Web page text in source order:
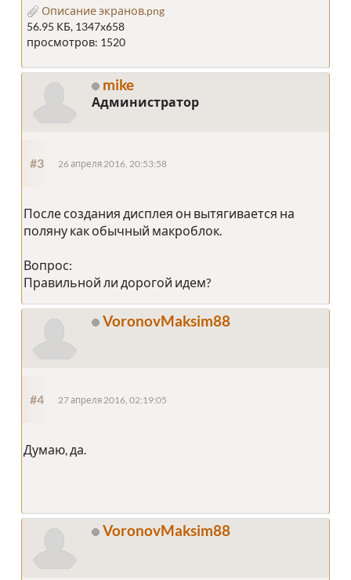
Описание экранов.png
56.95 КБ, 1347x658
просмотров: 1520
mike
Администратор
#3 26 апреля 2016, 20:53:58
После создания дисплея он вытягивается на
поляну как обычный макроблок.
Вопрос:
Правильной ли дорогой идем?
VoronovMaksim88
#4 27 апреля 2016, 02:19:05
Думаю, да.
VoronovMaksim88